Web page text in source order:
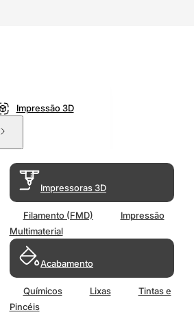
Impressão 3D
Impressoras 3D
Filamento (FMD)
Impressão
Multimaterial
Acabamento
Químicos Lixas
Tintas e
Pincéis